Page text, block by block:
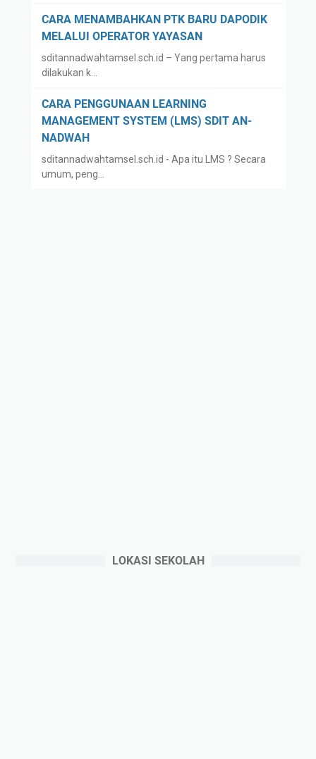
CARA MENAMBAHKAN PTK BARU DAPODIK
MELALUI OPERATOR YAYASAN
sditannadwahtamsel.sch.id – Yang pertama harus
dilakukan k…
CARA PENGGUNAAN LEARNING
MANAGEMENT SYSTEM (LMS) SDIT AN-
NADWAH
sditannadwahtamsel.sch.id - Apa itu LMS ? Secara
umum, peng…
LOKASI SEKOLAH